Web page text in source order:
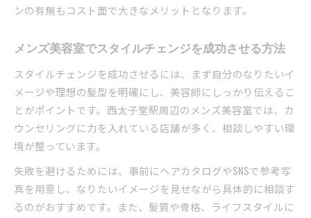
ンの有無もコスト面で大きなメリットとなります。
メンズ美容室でスタイルチェンジを成功させる方法
スタイルチェンジを成功させるには、まず自分のなりたいイ
メージや理想の髪型を明確にし、美容師にしっかり伝えるこ
とがポイントです。西太子堂駅周辺のメンズ美容室では、カ
ウンセリングに力を入れている店舗が多く、相談しやすい環
境が整っています。
失敗を避けるためには、事前にヘアカタログやSNSで参考写
真を用意し、なりたいイメージを見せながら具体的に相談す
るのがおすすめです。また、髪質や骨格、ライフスタイルに